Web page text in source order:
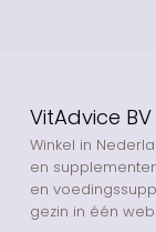
VitAdvice BV
Winkel in
en
en
gezin in één